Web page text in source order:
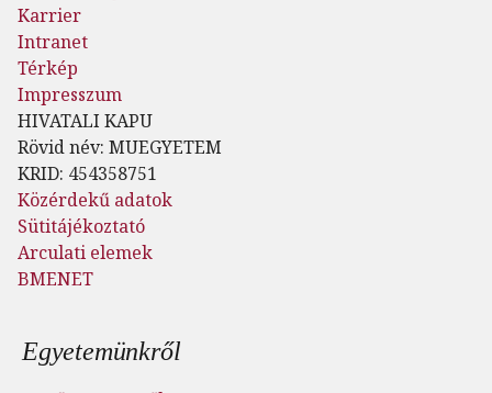
Karrier
Intranet
Térkép
Impresszum
HIVATALI KAPU
Rövid név: MUEGYETEM
KRID: 454358751
Közérdekű adatok
Sütitájékoztató
Arculati elemek
BMENET
Lábléc menü
Egyetemünkről